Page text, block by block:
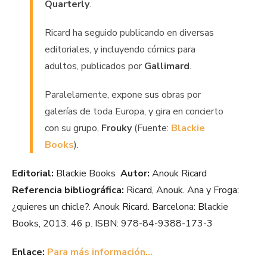
Quarterly.
Ricard ha seguido publicando en diversas
editoriales, y incluyendo cómics para
adultos, publicados por Gallimard.
Paralelamente, expone sus obras por
galerías de toda Europa, y gira en concierto
con su grupo, Frouky(Fuente: Blackie
Books).
Editorial: Blackie Books Autor: Anouk Ricard
Referencia bibliográfica: Ricard, Anouk. Ana y Froga:
¿quieres un chicle?. Anouk Ricard. Barcelona: Blackie
Books, 2013. 46 p. ISBN: 978-84-9388-173-3
Enlace: Para más información…